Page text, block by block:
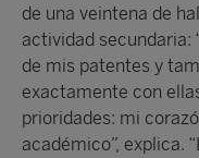
de una veintena de
actividad secundaria:
de mis patentes y
exactamente con
prioridades: mi
académico”, explica.